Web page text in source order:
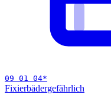
09 01 04*
Fixierbädergefährlich